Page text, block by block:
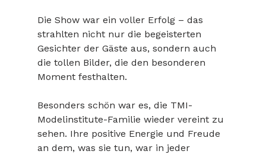
Die Show war ein voller Erfolg – das
strahlten nicht nur die begeisterten
Gesichter der Gäste aus, sondern auch
die tollen Bilder, die den besonderen
Moment festhalten.
Besonders schön war es, die TMI-
Modelinstitute-Familie wieder vereint zu
sehen. Ihre positive Energie und Freude
an dem, was sie tun, war in jeder